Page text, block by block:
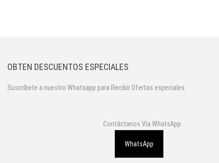
OBTEN DESCUENTOS ESPECIALES
Suscríbete a nuestro Whatsapp para Recibir Ofertas especiales
Contáctanos Vía WhatsApp
WhatsApp